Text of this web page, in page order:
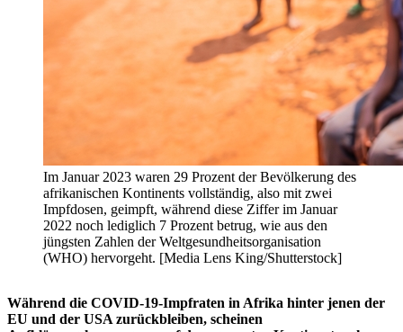
Im Januar 2023 waren 29 Prozent der Bevölkerung des
afrikanischen Kontinents vollständig, also mit zwei
Impfdosen, geimpft, während diese Ziffer im Januar
2022 noch lediglich 7 Prozent betrug, wie aus den
jüngsten Zahlen der Weltgesundheitsorganisation
(WHO) hervorgeht. [Media Lens King/Shutterstock]
Während die COVID-19-Impfraten in Afrika hinter jenen der
EU und der USA zurückbleiben, scheinen